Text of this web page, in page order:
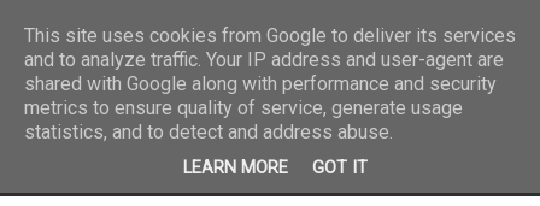
REPORTAZ NET
This site uses cookies from Google to deliver its services
and to analyze traffic. Your IP address and user-agent are
shared with Google along with performance and security
metrics to ensure quality of service, generate usage
statistics, and to detect and address abuse.
LEARN MORE GOT IT